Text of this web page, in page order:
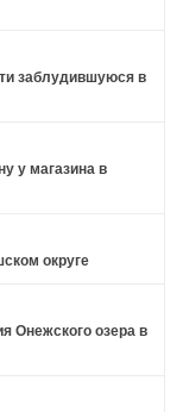
заблудившуюся в
у магазина в
округе
Онежского озера в